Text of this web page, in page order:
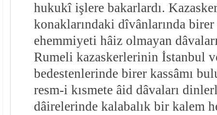
hukukî işlere bakarlardı.
konaklarındaki dîvânlarında
ehemmiyeti hâiz olmayan
Rumeli kazaskerlerinin İstanbul
bedestenlerinde birer kassâmı
resm-i kısmete âid dâvaları
dâirelerinde kalabalık bir kalem